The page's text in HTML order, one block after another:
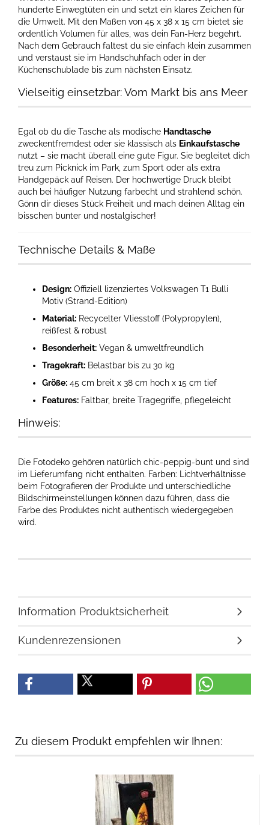
hunderte Einwegtüten ein und setzt ein klares Zeichen für
die Umwelt. Mit den Maßen von 45 x 38 x 15 cm bietet sie
ordentlich Volumen für alles, was dein Fan-Herz begehrt.
Nach dem Gebrauch faltest du sie einfach klein zusammen
und verstaust sie im Handschuhfach oder in der
Küchenschublade bis zum nächsten Einsatz.
Vielseitig einsetzbar: Vom Markt bis ans Meer
Egal ob du die Tasche als modische Handtasche
zweckentfremdest oder sie klassisch als Einkaufstasche
nutzt – sie macht überall eine gute Figur. Sie begleitet dich
treu zum Picknick im Park, zum Sport oder als extra
Handgepäck auf Reisen. Der hochwertige Druck bleibt
auch bei häufiger Nutzung farbecht und strahlend schön.
Gönn dir dieses Stück Freiheit und mach deinen Alltag ein
bisschen bunter und nostalgischer!
Technische Details & Maße
Design: Offiziell lizenziertes Volkswagen T1 Bulli
Motiv (Strand-Edition)
Material: Recycelter Vliesstoff (Polypropylen),
reißfest & robust
Besonderheit: Vegan & umweltfreundlich
Tragekraft: Belastbar bis zu 30 kg
Größe: 45 cm breit x 38 cm hoch x 15 cm tief
Features: Faltbar, breite Tragegriffe, pflegeleicht
Hinweis:
Die Fotodeko gehören natürlich chic-peppig-bunt und sind
im Lieferumfang nicht enthalten. Farben: Lichtverhältnisse
beim Fotografieren der Produkte und unterschiedliche
Bildschirmeinstellungen können dazu führen, dass die
Farbe des Produktes nicht authentisch wiedergegeben
wird.
Information Produktsicherheit
Kundenrezensionen
Zu diesem Produkt empfehlen wir Ihnen: